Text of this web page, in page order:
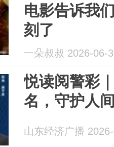
电影告诉我
刻了
一朵叔叔 2026-06-
悦读阅警彩
名，守护人
山东经济广播